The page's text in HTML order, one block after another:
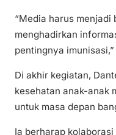
“Media harus menjadi
menghadirkan
pentingnya
Di akhir kegiatan,
kesehatan anak-anak
untuk masa depan
Ia berharap